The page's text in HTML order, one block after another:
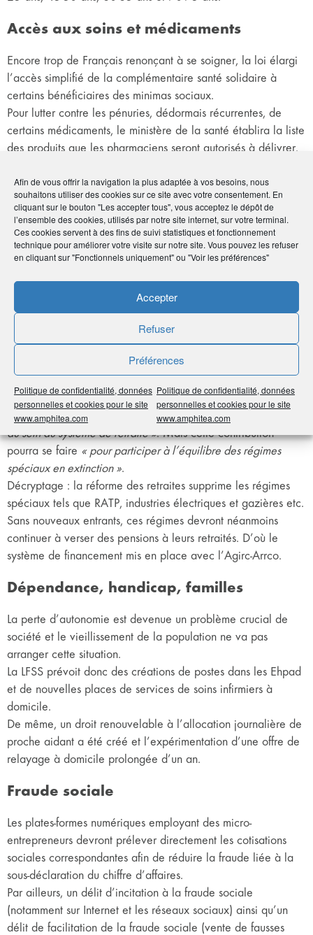
Afin de vous offrir la navigation la plus adaptée à vos besoins, nous
souhaitons utiliser des cookies sur ce site avec votre consentement. En
cliquant sur le bouton "Les accepter tous", vous acceptez le dépôt de
l’ensemble des cookies, utilisés par notre site internet, sur votre terminal.
Ces cookies servent à des fins de suivi statistiques et fonctionnement
technique pour améliorer votre visite sur notre site. Vous pouvez les refuser
en cliquant sur "Fonctionnels uniquement" ou "Voir les préférences"
Accepter
Refuser
Préférences
Politique de confidentialité, données
personnelles et cookies pour le site
www.amphitea.com
Politique de confidentialité, données
personnelles et cookies pour le site
www.amphitea.com
Accès aux soins et médicaments
Encore trop de Français renonçant à se soigner, la loi élargi
l’accès simplifié de la complémentaire santé solidaire à
certains bénéficiaires des minimas sociaux.
Pour lutter contre les pénuries, dédormais récurrentes, de
certains médicaments, le ministère de la santé établira la liste
des produits que les pharmaciens seront autorisés à délivrer.
l’unité et non plus par boîte entière.
Retraite des travailleurs indépendants
Suite à la réforme des retraites et afin de renforcer l’égalité
de traitement entre salariés et travailleurs indépendants, ces
derniers verront l’assiette de leurs cotisations et contributions
Ponction sur les réserves de l’Agirc-
Arrco
Après un bras de fer avec les partenaires sociaux, le
gouvernement a renoncé à ponctionner les excédents
financiers de l’Agirc-Arrco
« au titre de la solidarité financière
au sein du système de retraite ». Mais cette contribution
pourra se faire « pour participer à l’équilibre des régimes
spéciaux en extinction ».
Décryptage : la réforme des retraites supprime les régimes
spéciaux tels que RATP, industries électriques et gazières etc.
Sans nouveaux entrants, ces régimes devront néanmoins
continuer à verser des pensions à leurs retraités. D’où le
système de financement mis en place avec l’Agirc-Arrco.
Dépendance, handicap, familles
La perte d’autonomie est devenue un problème crucial de
société et le vieillissement de la population ne va pas
arranger cette situation.
La LFSS prévoit donc des créations de postes dans les Ehpad
et de nouvelles places de services de soins infirmiers à
domicile.
De même, un droit renouvelable à l’allocation journalière de
proche aidant a été créé et l’expérimentation d’une offre de
relayage à domicile prolongée d’un an.
Fraude sociale
Les plates-formes numériques employant des micro-
entrepreneurs devront prélever directement les cotisations
sociales correspondantes afin de réduire la fraude liée à la
sous-déclaration du chiffre d’affaires.
Par ailleurs, un délit d’incitation à la fraude sociale
(notamment sur Internet et les réseaux sociaux) ainsi qu’un
délit de facilitation de la fraude sociale (vente de fausses